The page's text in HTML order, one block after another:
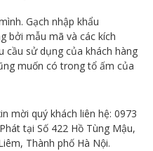
Gạch nhập khẩu
bởi mẫu mã và các kích
cầu sử dụng của khách hàng
muốn có trong tổ ấm của
mời quý khách liên hệ: 0973
tại Số 422 Hồ Tùng Mậu,
Thành phố Hà Nội.